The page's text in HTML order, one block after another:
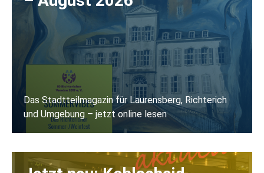
Das Stadtteilmagazin für Laurensberg, Richterich
und Umgebung – jetzt online lesen
Jetzt lesen